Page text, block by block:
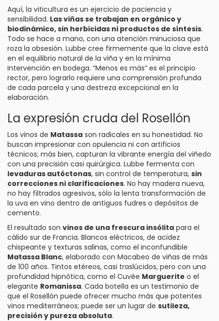
Aquí, la viticultura es un ejercicio de paciencia y
sensibilidad. Las viñas se trabajan en orgánico y
biodinámico, sin herbicidas ni productos de síntesis.
Todo se hace a mano, con una atención minuciosa que
roza la obsesión. Lubbe cree firmemente que la clave está
en el equilibrio natural de la viña y en la mínima
intervención en bodega. “Menos es más” es el principio
rector, pero lograrlo requiere una comprensión profunda
de cada parcela y una destreza excepcional en la
elaboración.
La expresión cruda del Rosellón
Los vinos de Matassa son radicales en su honestidad. No
buscan impresionar con opulencia ni con artificios
técnicos; más bien, capturan la vibrante energía del viñedo
con una precisión casi quirúrgica. Lubbe fermenta con
levaduras autóctonas, sin control de temperatura, sin
correcciones ni clarificaciones. No hay madera nueva,
no hay filtrados agresivos, sólo la lenta transformación de
la uva en vino dentro de antiguos fudres o depósitos de
cemento.
El resultado son vinos de una frescura insólita para el
cálido sur de Francia. Blancos eléctricos, de acidez
chispeante y texturas salinas, como el inconfundible
Matassa Blanc, elaborado con Macabeo de viñas de más
de 100 años. Tintos etéreos, casi traslúcidos, pero con una
profundidad hipnótica, como el Cuvée Marguerite o el
elegante Romanissa. Cada botella es un testimonio de
que el Rosellón puede ofrecer mucho más que potentes
vinos mediterráneos; puede ser un lugar de sutileza,
precisión y pureza absoluta.